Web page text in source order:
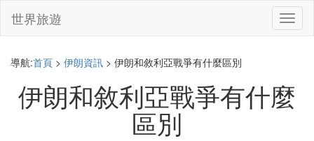
切
換
世界旅遊
導航:首頁 > 伊朗資訊 > 伊朗和敘利亞戰爭有什麼區別
伊朗和敘利亞戰爭有什麼
區別